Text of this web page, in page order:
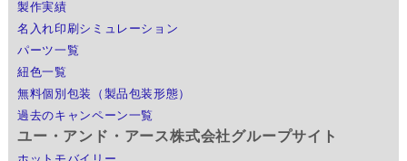
製作実績
名入れ印刷シミュレーション
パーツ一覧
紐色一覧
無料個別包装（製品包装形態）
過去のキャンペーン一覧
ユー・アンド・アース株式会社グループサイト